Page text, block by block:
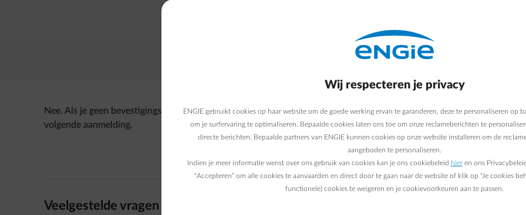
Terug naar contactpagina
Nee. Als je geen bevestigingsmail of SMS hebt ontvangen, is de beveiliging niet geactiveerd. Je kan het opnieuw
volgende aanmelding.
Veelgestelde vragen
Wij respecteren je privacy
ENGIE gebruikt cookies op haar website om de goede werking ervan te garanderen, deze te personaliseren op
om je surfervaring te optimaliseren. Bepaalde cookies laten ons toe om onze reclameberichten te
directe berichten. Bepaalde partners van ENGIE kunnen cookies op onze website installeren om de
aangeboden te personaliseren.
Indien je meer informatie wenst over ons gebruik van cookies kan je ons cookiebeleid hieren ons
“Accepteren” om alle cookies te aanvaarden en direct door te gaan naar de website of klik op "Je cookies
functionele) cookies te weigeren en je cookievoorkeuren aan te passen.